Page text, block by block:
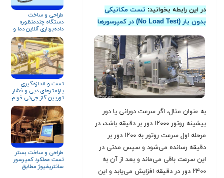
در این رابطه بخوانید: تست مکانیکی
بدون بار (No Load Test) در کمپرسورها
به عنوان مثال، اگر سرعت دورانی یا دور
بیشینه روتور ۱۲۰۰۰ دور بر دقیقه باشد، در
مرحله اول سرعت روتور به ۱۲۰۰ دور بر
دقیقه رسانده می‌شود و سپس مدتی در
این سرعت باقی می‌ماند و بعد از آن به
۲۴۰۰ دور در دقیقه افزایش می‌یابد و این
طراحی و ساخت
دستگاه چندمنظوره
داده‌برداری آنلاین دما و
فشار
تست و اندازه‌گیری
پارامترهای دبی و فشار
توربین گاز جی‌ئی فریم
۹ و زیمنس V۹۴.۲
طراحی و ساخت بستر
تست عملکرد کمپرسور
سانتریفیوژ مطابق